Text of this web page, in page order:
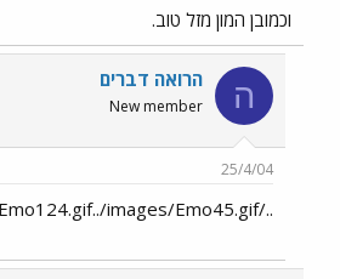
וכמובן המון מזל טוב.
ה הרואה דברים
New member
25/4/04
../images/Emo124.gif../images/Emo45.gif- מקסים!!!!!